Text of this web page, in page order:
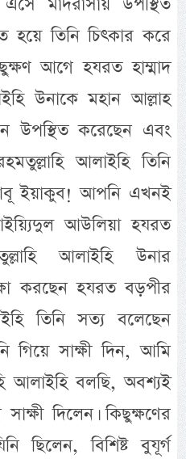
হয়ে তিনি চিৎকার করে
আগে হযরত হাম্মাদ
উনাকে মহান আল্লাহ
উপস্থিত করেছেন এবং
আলাইহি তিনি
ইয়াকুব! আপনি এখনই
আউলিয়া হযরত
আলাইহি উনার
করছেন হযরত বড়পীর
তিনি সত্য বলেছেন
গিয়ে সাক্ষী দিন, আমি
আলাইহি বলছি, অবশ্যই
দিলেন। কিছুক্ষণের
ছিলেন, বিশিষ্ট বুযূর্গ